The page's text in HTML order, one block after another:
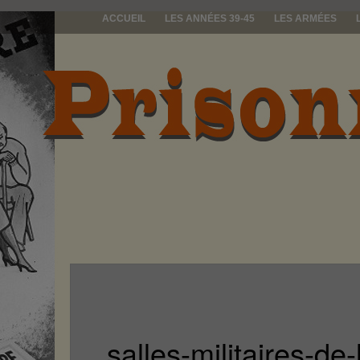
ACCUEIL LES ANNÉES 39-45 LES ARMÉES
prisonniers